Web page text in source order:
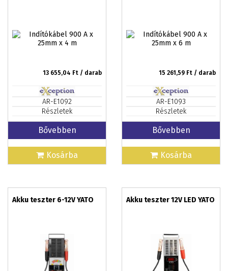
13 655,04 Ft / darab
AR-E1092
Részletek
Bővebben
Kosárba
15 261,59 Ft / darab
AR-E1093
Részletek
Bővebben
Kosárba
Akku teszter 6-12V YATO Akku teszter 12V LED YATO